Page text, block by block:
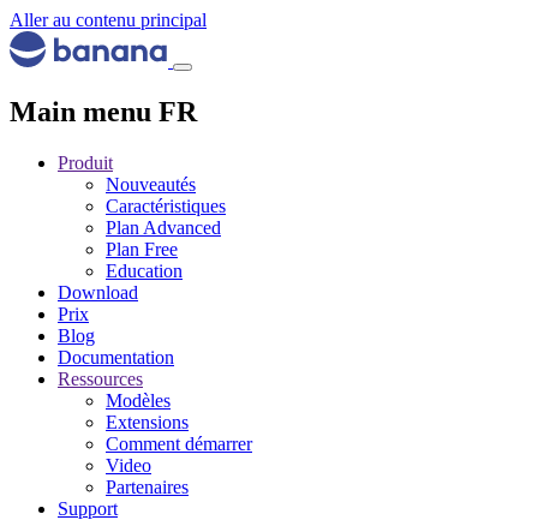
Aller au contenu principal
Main menu FR
Produit
Nouveautés
Caractéristiques
Plan Advanced
Plan Free
Education
Download
Prix
Blog
Documentation
Ressources
Modèles
Extensions
Comment démarrer
Video
Partenaires
Support